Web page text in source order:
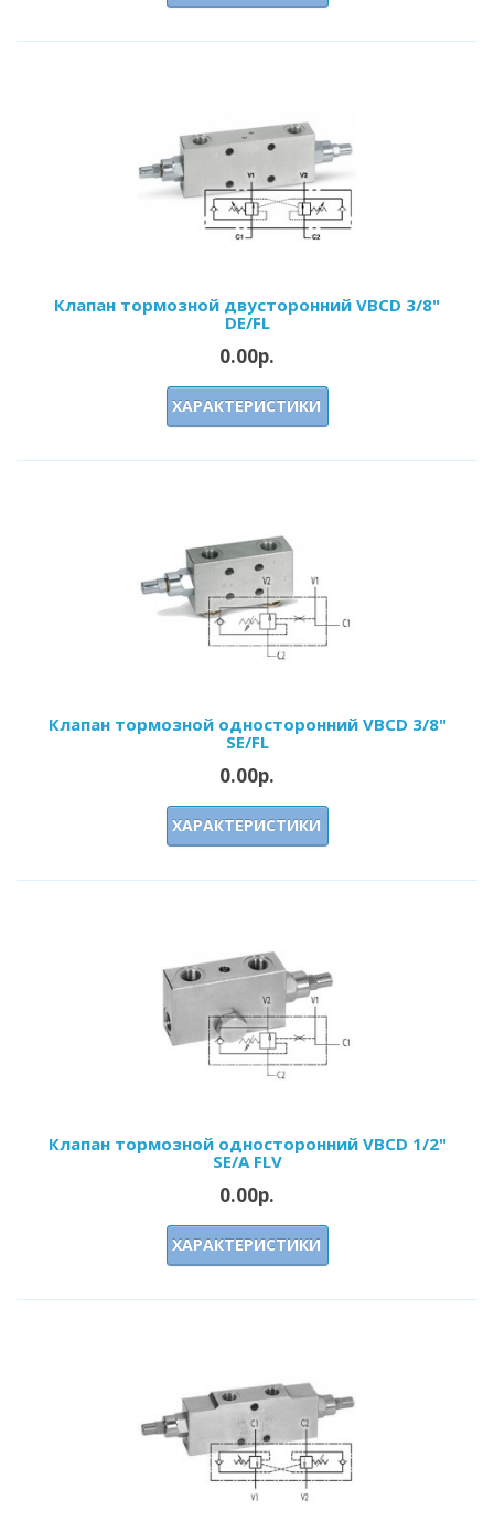
Клапан тормозной двусторонний VBCD 3/8"
DE/FL
0.00р.
ХАРАКТЕРИСТИКИ
Клапан тормозной односторонний VBCD 3/8"
SE/FL
0.00р.
ХАРАКТЕРИСТИКИ
Клапан тормозной односторонний VBCD 1/2"
SE/A FLV
0.00р.
ХАРАКТЕРИСТИКИ